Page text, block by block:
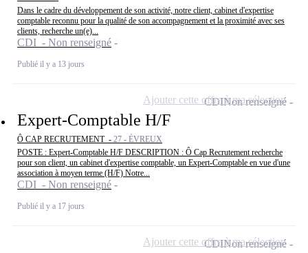
Dans le cadre du développement de son activité, notre client, cabinet d'expertise
comptable reconnu pour la qualité de son accompagnement et la proximité avec ses
clients, recherche un(e)...
CDI - Non renseigné
Publié il y a 13 jours
Expert-Comptable H/F
Ô CAP RECRUTEMENT - 27 - ÉVREUX
POSTE : Expert-Comptable H/F DESCRIPTION : Ô Cap Recrutement recherche
pour son client, un cabinet d'expertise comptable, un Expert-Comptable en vue d'une
association à moyen terme (H/F) Notre...
CDI - Non renseigné
Publié il y a 17 jours
CDINon renseigné
Ajouter cette offre à ma sélection
CDINon renseigné
Ajouter cette offre à ma sélection